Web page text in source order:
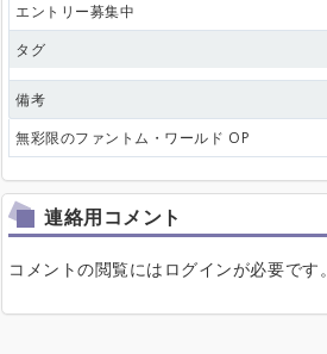
エントリー募集中
タグ
備考
無彩限のファントム・ワールド OP
連絡用コメント
コメントの閲覧にはログインが必要です。